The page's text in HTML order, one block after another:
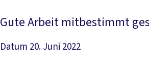
Gute Arbeit mitbestimmt
Datum 20. Juni 2022